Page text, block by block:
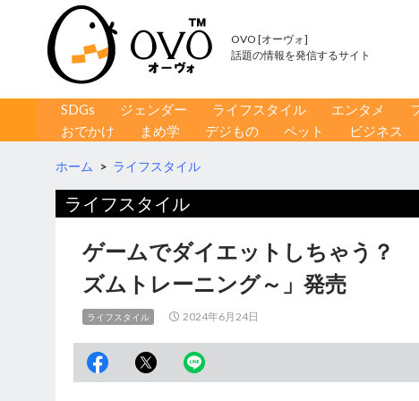
OVO [オーヴォ]
話題の情報を発信するサイト
コンテンツへ移動
SDGs ジェンダー ライフスタイル エンタメ
おでかけ
まめ学 デジもの ペット ビジネス
ホーム > ライフスタイル
ライフスタイル
ゲームでダイエットしちゃう？
ズムトレーニング～」発売
ライフスタイル 2024年6月24日